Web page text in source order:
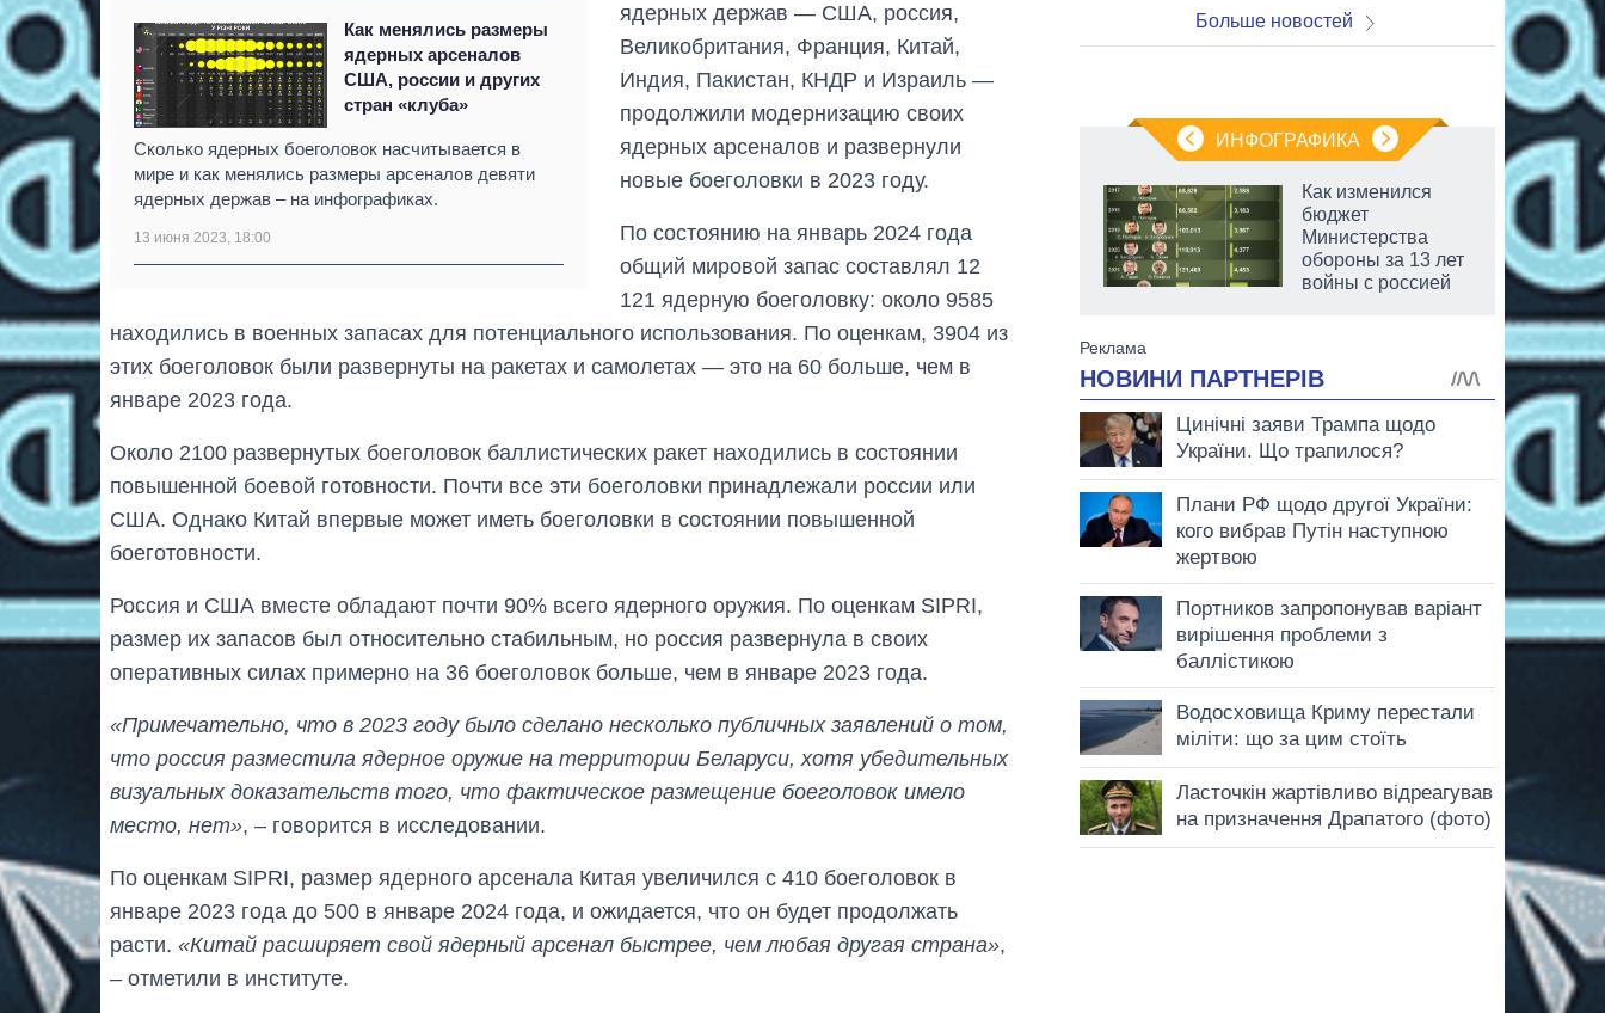
Как менялись размеры
ядерных арсеналов
США, россии и других
стран «клуба»
Сколько ядерных боеголовок насчитывается в
мире и как менялись размеры арсеналов девяти
ядерных держав – на инфографиках.
13 июня 2023, 18:00
ядерных держав — США, россия,
Великобритания, Франция, Китай,
Индия, Пакистан, КНДР и Израиль —
продолжили модернизацию своих
ядерных арсеналов и развернули
новые боеголовки в 2023 году.
По состоянию на январь 2024 года
общий мировой запас составлял 12
121 ядерную боеголовку: около 9585
находились в военных запасах для потенциального использования. По оценкам, 3904 из
этих боеголовок были развернуты на ракетах и самолетах — это на 60 больше, чем в
январе 2023 года.
Около 2100 развернутых боеголовок баллистических ракет находились в состоянии
повышенной боевой готовности. Почти все эти боеголовки принадлежали россии или
США. Однако Китай впервые может иметь боеголовки в состоянии повышенной
боеготовности.
Россия и США вместе обладают почти 90% всего ядерного оружия. По оценкам SIPRI,
размер их запасов был относительно стабильным, но россия развернула в своих
оперативных силах примерно на 36 боеголовок больше, чем в январе 2023 года.
«Примечательно, что в 2023 году было сделано несколько публичных заявлений о том,
что россия разместила ядерное оружие на территории Беларуси, хотя убедительных
визуальных доказательств того, что фактическое размещение боеголовок имело
место, нет», – говорится в исследовании.
По оценкам SIPRI, размер ядерного арсенала Китая увеличился с 410 боеголовок в
январе 2023 года до 500 в январе 2024 года, и ожидается, что он будет продолжать
расти. «Китай расширяет свой ядерный арсенал быстрее, чем любая другая страна»,
– отметили в институте.
Больше новостей
ИНФОГРАФИКА
Восемь
ударов по Украине
за лето: Киев и
главной целью рф
Как изменился
бюджет
Министерства
обороны за 13 лет
войны с россией